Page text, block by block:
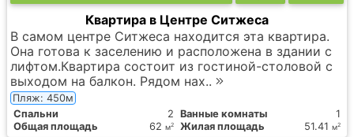
Квартира в Центре Ситжеса
В самом центре Ситжеса находится эта квартира.
Она готова к заселению и расположена в здании с
лифтом.Квартира состоит из гостиной-столовой с
выходом на балкон. Рядом нах..
Пляж: 450м
Спальни
2 Ванные комнаты
1
Общая площадь
62 м2 Жилая площадь 51.41 м2